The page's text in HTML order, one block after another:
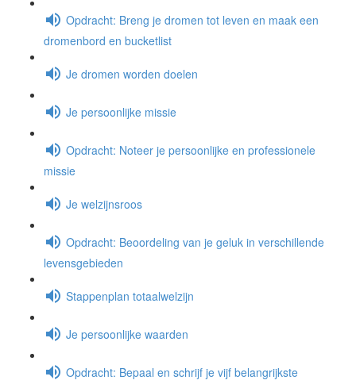
Opdracht: Breng je dromen tot leven en maak een
dromenbord en bucketlist
Je dromen worden doelen
Je persoonlijke missie
Opdracht: Noteer je persoonlijke en professionele
missie
Je welzijnsroos
Opdracht: Beoordeling van je geluk in verschillende
levensgebieden
Stappenplan totaalwelzijn
Je persoonlijke waarden
Opdracht: Bepaal en schrijf je vijf belangrijkste